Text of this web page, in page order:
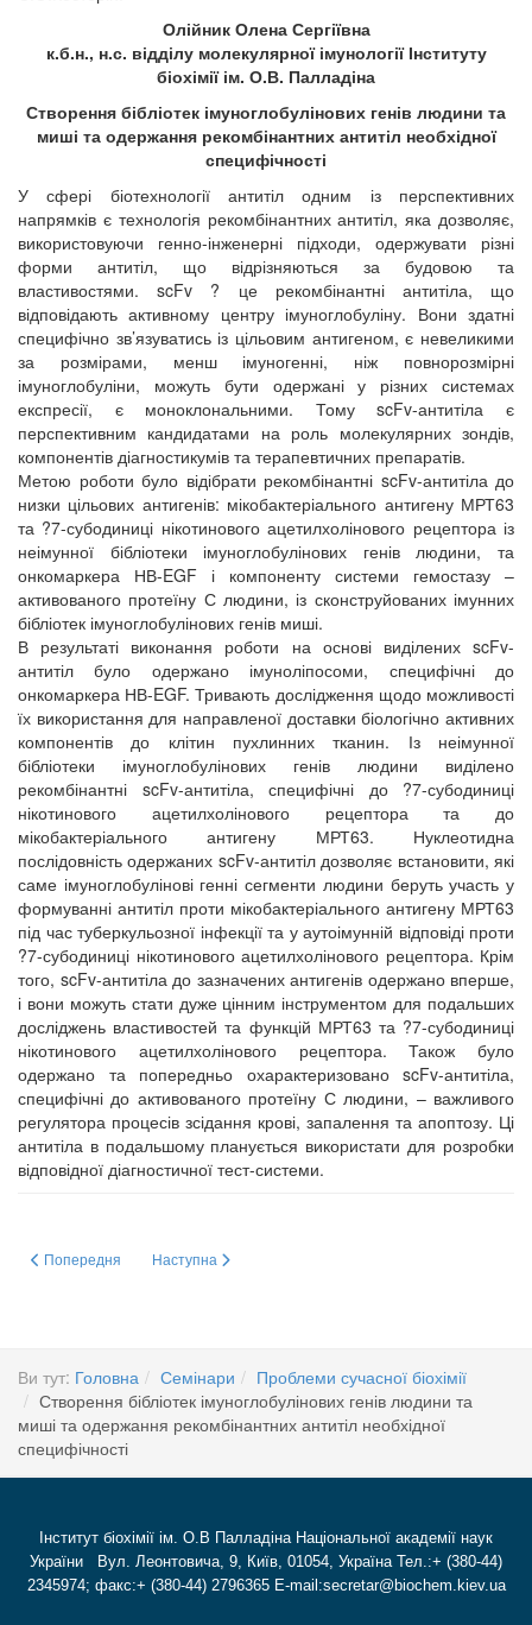
Олійник Олена Сергіївна
к.б.н., н.с. відділу молекулярної імунології Інституту
біохімії ім. О.В. Палладіна
Створення бібліотек імуноглобулінових генів людини та
миші та одержання рекомбінантних антитіл необхідної
специфічності
У сфері біотехнології антитіл одним із перспективних
напрямків є технологія рекомбінантних антитіл, яка дозволяє,
використовуючи генно-інженерні підходи, одержувати різні
форми антитіл, що відрізняються за будовою та
властивостями. scFv ? це рекомбінантні антитіла, що
відповідають активному центру імуноглобуліну. Вони здатні
специфічно зв’язуватись із цільовим антигеном, є невеликими
за розмірами, менш імуногенні, ніж повнорозмірні
імуноглобуліни, можуть бути одержані у різних системах
експресії, є моноклональними. Тому scFv-антитіла є
перспективним кандидатами на роль молекулярних зондів,
компонентів діагностикумів та терапевтичних препаратів.
Метою роботи було відібрати рекомбінантні scFv-антитіла до
низки цільових антигенів: мікобактеріального антигену МРТ63
та ?7-субодиниці нікотинового ацетилхолінового рецептора із
неімунної бібліотеки імуноглобулінових генів людини, та
онкомаркера НВ-EGF і компоненту системи гемостазу –
активованого протеїну С людини, із сконструйованих імунних
бібліотек імуноглобулінових генів миші.
В результаті виконання роботи на основі виділених scFv-
антитіл було одержано імуноліпосоми, специфічні до
онкомаркера НВ-EGF. Тривають дослідження щодо можливості
їх використання для направленої доставки біологічно активних
компонентів до клітин пухлинних тканин. Із неімунної
бібліотеки імуноглобулінових генів людини виділено
рекомбінантні scFv-антитіла, специфічні до ?7-субодиниці
нікотинового ацетилхолінового рецептора та до
мікобактеріального антигену МРТ63. Нуклеотидна
послідовність одержаних scFv-антитіл дозволяє встановити, які
саме імуноглобулінові генні сегменти людини беруть участь у
формуванні антитіл проти мікобактеріального антигену МРТ63
під час туберкульозної інфекції та у аутоімунній відповіді проти
?7-субодиниці нікотинового ацетилхолінового рецептора. Крім
того, scFv-антитіла до зазначених антигенів одержано вперше,
і вони можуть стати дуже цінним інструментом для подальших
досліджень властивостей та функцій МРТ63 та ?7-субодиниці
нікотинового ацетилхолінового рецептора. Також було
одержано та попередньо охарактеризовано scFv-антитіла,
специфічні до активованого протеїну С людини, – важливого
регулятора процесів зсідання крові, запалення та апоптозу. Ці
антитіла в подальшому планується використати для розробки
відповідної діагностичної тест-системи.
Попередня стаття: Транспорт глутамату в нервових терміналях
Попередня Наступна стаття: Cучасні методи флуоресцентної
Наступна
Ви тут: Головна Семінари
Проблеми сучасної біохімії
Створення бібліотек імуноглобулінових генів людини та
миші та одержання рекомбінантних антитіл необхідної
специфічності
Інститут біохімії ім. О.В Палладіна Національної академії наук
України Вул. Леонтовича, 9, Київ, 01054, Україна Тел.:+ (380-44)
2345974; факс:+ (380-44) 2796365 E-mail:secretar@biochem.kiev.ua